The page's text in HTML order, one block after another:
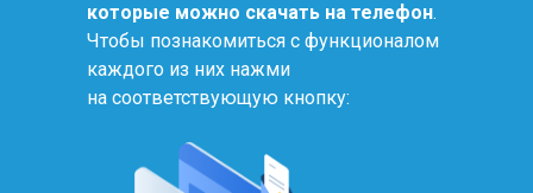
которые можно скачать на телефон.
Чтобы познакомиться с функционалом
каждого из них нажми
на соответствующую кнопку: